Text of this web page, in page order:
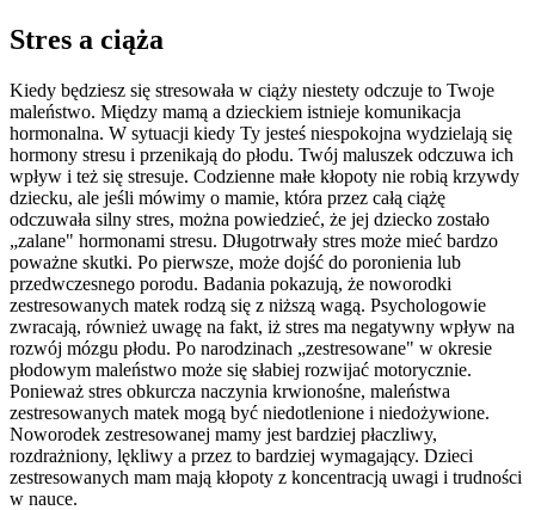
Stres a ciąża
Kiedy będziesz się stresowała w ciąży niestety odczuje to Twoje
maleństwo. Między mamą a dzieckiem istnieje komunikacja
hormonalna. W sytuacji kiedy Ty jesteś niespokojna wydzielają się
hormony stresu i przenikają do płodu. Twój maluszek odczuwa ich
wpływ i też się stresuje. Codzienne małe kłopoty nie robią krzywdy
dziecku, ale jeśli mówimy o mamie, która przez całą ciążę
odczuwała silny stres, można powiedzieć, że jej dziecko zostało
„zalane" hormonami stresu. Długotrwały stres może mieć bardzo
poważne skutki. Po pierwsze, może dojść do poronienia lub
przedwczesnego porodu. Badania pokazują, że noworodki
zestresowanych matek rodzą się z niższą wagą. Psychologowie
zwracają, również uwagę na fakt, iż stres ma negatywny wpływ na
rozwój mózgu płodu. Po narodzinach „zestresowane" w okresie
płodowym maleństwo może się słabiej rozwijać motorycznie.
Ponieważ stres obkurcza naczynia krwionośne, maleństwa
zestresowanych matek mogą być niedotlenione i niedożywione.
Noworodek zestresowanej mamy jest bardziej płaczliwy,
rozdrażniony, lękliwy a przez to bardziej wymagający. Dzieci
zestresowanych mam mają kłopoty z koncentracją uwagi i trudności
w nauce.